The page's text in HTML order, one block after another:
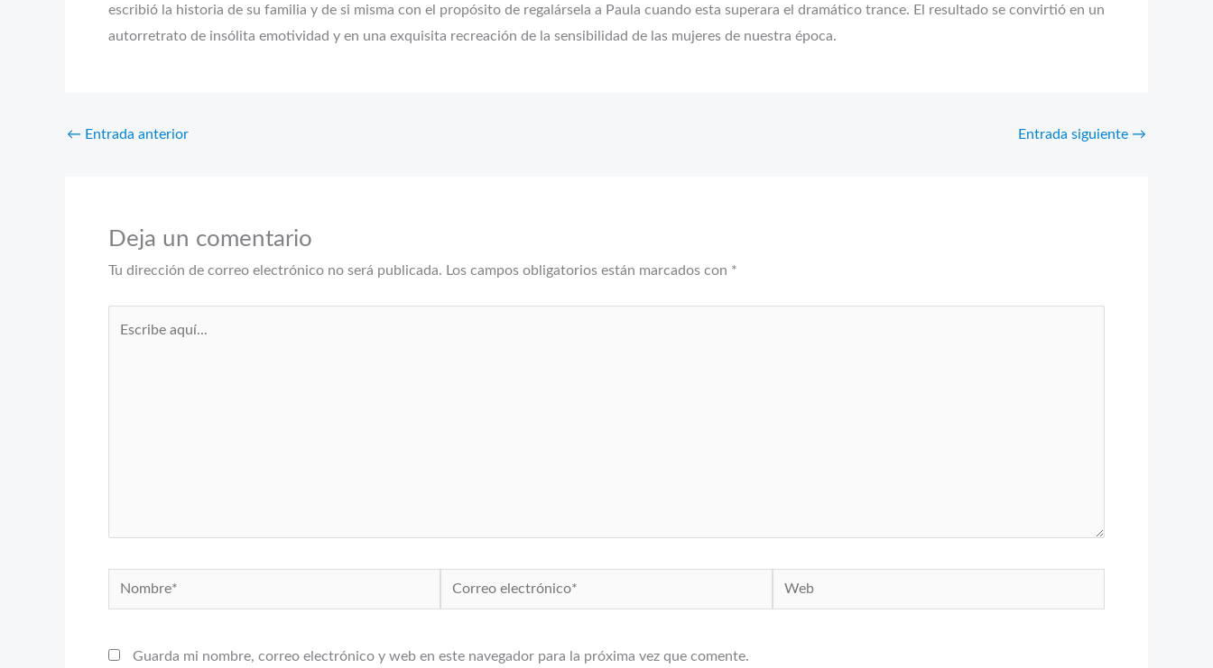
escribió la historia de su familia y de si misma con el propósito de regalársela a Paula cuando esta superara el dramático trance. El resultado se convirtió en un
autorretrato de insólita emotividad y en una exquisita recreación de la sensibilidad de las mujeres de nuestra época.
← Entrada anterior Entrada siguiente →
Deja un comentario
Tu dirección de correo electrónico no será publicada. Los campos obligatorios están marcados con *
Nombre*
Correo
electrónico*
Web
Guarda mi nombre, correo electrónico y web en este navegador para la próxima vez que comente.